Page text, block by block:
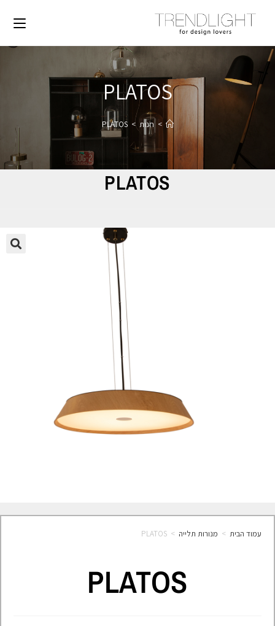
PLATOS
> חנות >
PLATOS
PLATOS
עמוד הבית > מנורות תלייה >
PLATOS
PLATOS